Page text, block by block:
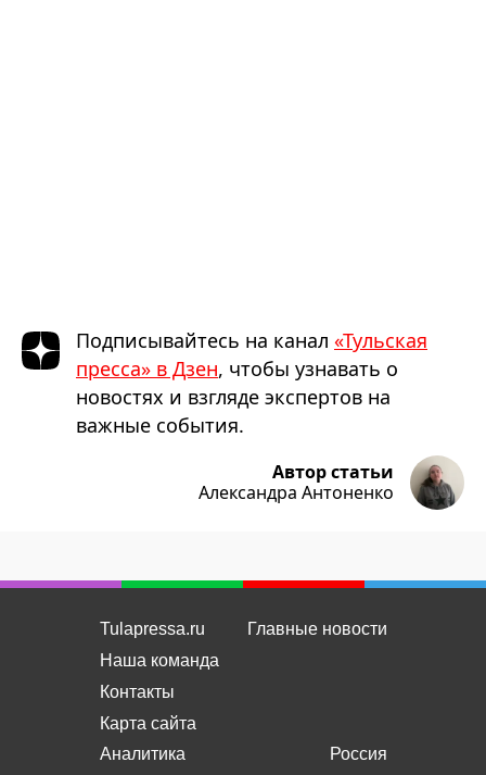
Подписывайтесь на канал «Тульская
пресса» в Дзен, чтобы узнавать о
новостях и взгляде экспертов на
важные события.
Автор статьи
Александра Антоненко
Tulapressa.ru
Наша команда
Контакты
Карта сайта
Главные новости
Аналитика
Россия